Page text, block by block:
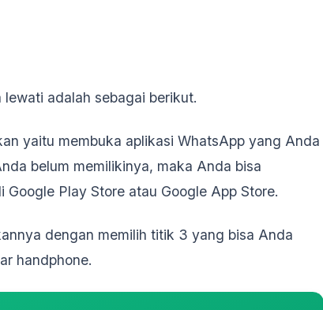
adalah sebagai berikut.
yaitu membuka aplikasi WhatsApp yang Anda
belum memilikinya, maka Anda bisa
Play Store atau Google App Store.
dengan memilih titik 3 yang bisa Anda
handphone.